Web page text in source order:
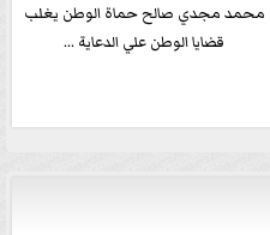
محمد مجدي صالح حماة الوطن يغلب
قضايا الوطن علي الدعاية ...